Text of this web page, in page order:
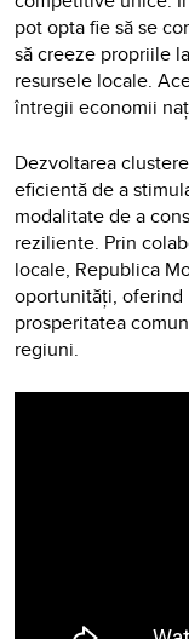
pot opta fie să se
să creeze propriile
resursele locale.
întregii economii
Dezvoltarea
eficientă de a
modalitate de a
reziliente. Prin
locale, Republica
oportunități,
prosperitatea
regiuni.